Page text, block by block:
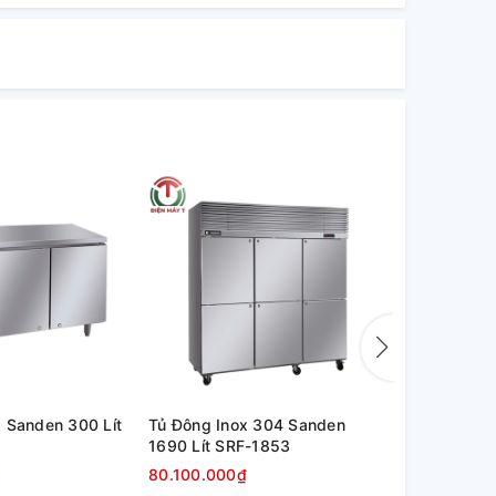
Sanden 300 Lít
Tủ Đông Inox 304 Sanden
1690 Lít SRF-1853
80.100.000₫